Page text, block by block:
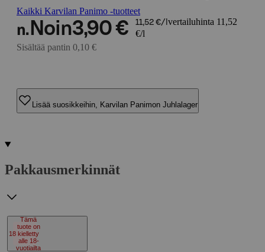
Kaikki Karvilan Panimo -tuotteet
n. Noin3,90 € 11,52 €/l vertailuhinta 11,52
€/l
Sisältää pantin 0,10 €
Lisää suosikkeihin, Karvilan Panimon Juhlalager
Pakkausmerkinnät
18
Tämä
tuote on
kielletty
alle 18-
vuotiailta